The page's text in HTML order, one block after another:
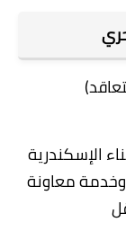
الإسكندرية
معاونة